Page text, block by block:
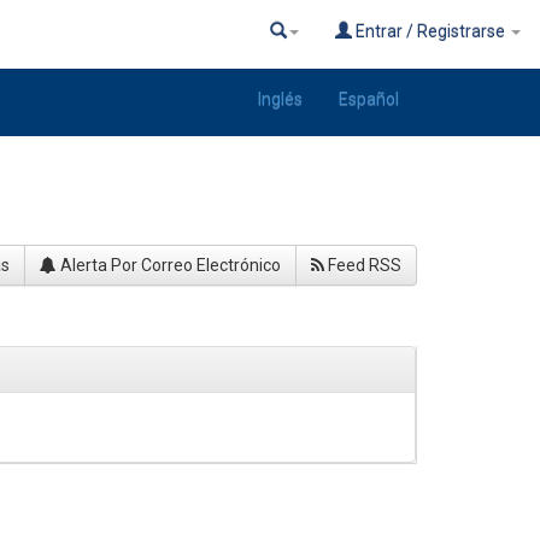
Entrar / Registrarse
Inglés Español
Alerta Por Correo Electrónico Feed RSS